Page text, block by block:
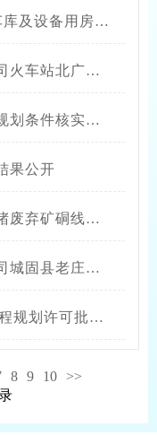
划条件核实结果公开
划条件核实结果公开
核实结果公开
果公开
有奖举报的通告
修复方案》审查结果的公示
批后公布及公开
8 9 10
>>